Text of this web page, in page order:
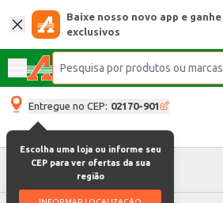
Baixe nosso novo app e
exclusivos
Entregue no CEP: 02170-901
Escolha uma loja ou informe seu
CEP para ver ofertas da sua
região
Atendimento